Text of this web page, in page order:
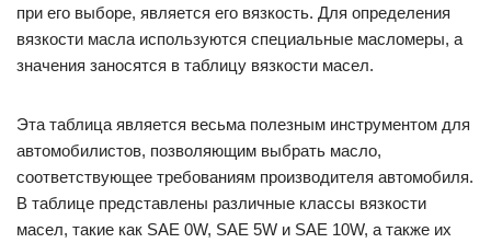
при его выборе, является его вязкость. Для определения
вязкости масла используются специальные масломеры, а
значения заносятся в таблицу вязкости масел.
Эта таблица является весьма полезным инструментом для
автомобилистов, позволяющим выбрать масло,
соответствующее требованиям производителя автомобиля.
В таблице представлены различные классы вязкости
масел, такие как SAE 0W, SAE 5W и SAE 10W, а также их